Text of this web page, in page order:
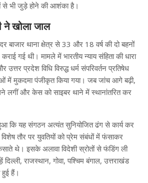
से भी जुड़े होने की आशंका है।
ने खोला जाल
बाजार थाना क्षेत्र से 33 और 18 वर्ष की दो बहनों
कराई गई थी। मामले में भारतीय न्याय संहिता की धारा
प्रदेश विधि विरुद्ध धर्म संपरिवर्तन प्रतिषेध
में मुकदमा पंजीकृत किया गया। जब जांच आगे बढ़ी,
लगीं और केस को साइबर थाने में स्थानांतरित कर
कि यह संगठन अत्यंत सुनियोजित ढंग से कार्य कर
तौर पर युवतियों को प्रेम संबंधों में फंसाकर
थे। इसके अलावा विदेशी स्रोतों से फंडिंग ली
राजस्थान, गोवा, पश्चिम बंगाल, उत्तराखंड
हैं।